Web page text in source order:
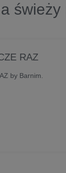
świeży
RAZ
by Barnim.